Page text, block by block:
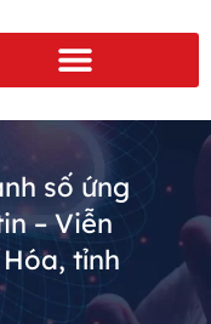
số ứng
– Viễn
tỉnh